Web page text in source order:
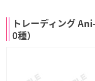
トレーディング
0種）